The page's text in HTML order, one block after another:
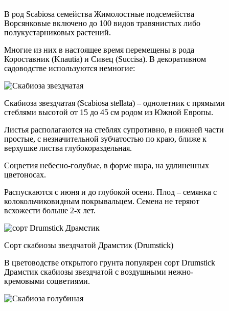
В род Scabiosa семейства Жимолостные подсемейства
Ворсянковые включено до 100 видов травянистых либо
полукустарниковых растений.
Многие из них в настоящее время перемещены в рода
Короставник (Knautia) и Сивец (Succisa). В декоративном
садоводстве используются немногие:
Скабиоза звездчатая (Scabiosa stellata) – однолетник с прямыми
стеблями высотой от 15 до 45 см родом из Южной Европы.
Листья располагаются на стеблях супротивно, в нижней части
простые, с незначительной зубчатостью по краю, ближе к
верхушке листва глубокораздельная.
Соцветия небесно-голубые, в форме шара, на удлиненных
цветоносах.
Распускаются с июня и до глубокой осени. Плод – семянка с
колокольчиковидным покрывальцем. Семена не теряют
всхожести больше 2-х лет.
Сорт скабиозы звездчатой Драмстик (Drumstick)
В цветоводстве открытого грунта популярен сорт Drumstick
Драмстик скабиозы звездчатой с воздушными нежно-
кремовыми соцветиями.